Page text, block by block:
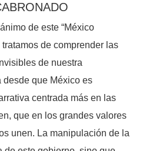
de este “México
de comprender las
de nuestra
que México es
centrada más en las
que en los grandes valores
unen. La manipulación de la